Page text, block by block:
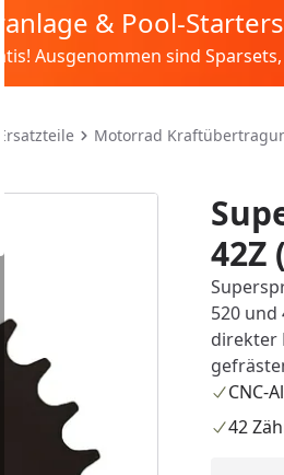
& Pool-
Ausgenommen sind
Motorrad
42Z
520 und
direkter
CNC-
42